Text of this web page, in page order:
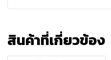
สินค้าที่เกี่ยวข้อง